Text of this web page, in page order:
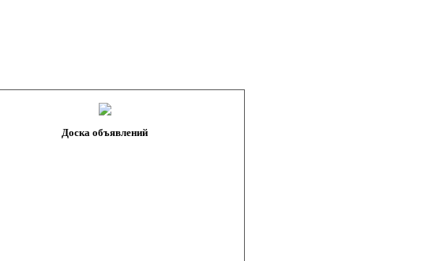
Доска объявлений